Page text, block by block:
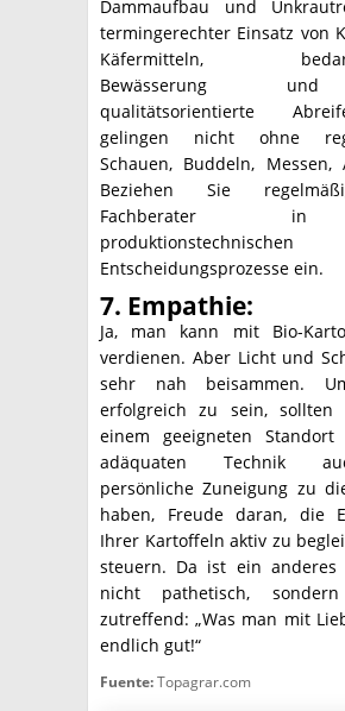
Dammaufbau und
termingerechter Einsatz von
Käfermitteln,
Bewässerung
qualitätsorientierte
gelingen nicht ohne
Schauen, Buddeln, Messen,
Beziehen Sie
Fachberater
produktionstechnischen
Entscheidungsprozesse ein.
7. Empathie:
Ja, man kann mit Bio-
verdienen. Aber Licht und
sehr nah beisammen.
erfolgreich zu sein, sollten
einem geeigneten
adäquaten Technik
persönliche Zuneigung zu
haben, Freude daran, die
Ihrer Kartoffeln aktiv zu
steuern. Da ist ein anderes
nicht pathetisch,
zutreffend: „Was man mit
endlich gut!“
Fuente:Topagrar.com